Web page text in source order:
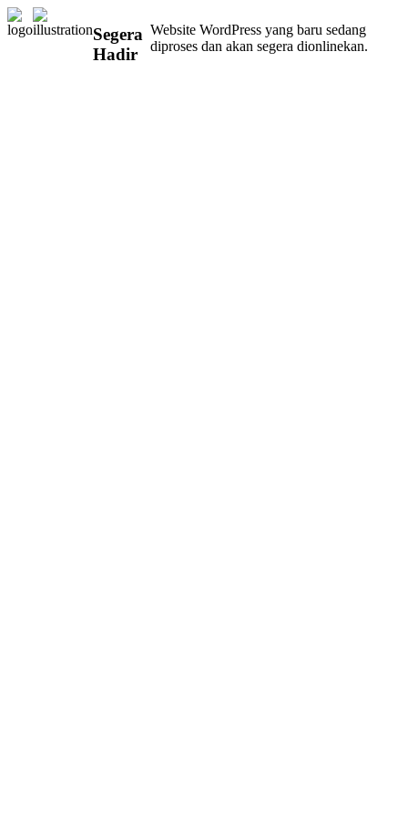
Segera
Hadir
Website WordPress yang baru sedang
diproses dan akan segera dionlinekan.